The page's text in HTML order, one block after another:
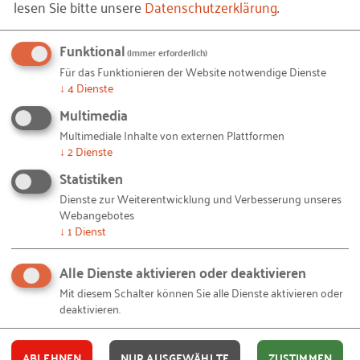
Starke Typen
-
von Laura Franz
lesen Sie bitte unsereDatenschutzerklärung.
Funktional(immer erforderlich)
Für das Funktionieren der Website notwendige Dienste
↓ 4Dienste
Multimedia
Multimediale Inhalte von externen Plattformen
↓ 2Dienste
Statistiken
Dienste zur Weiterentwicklung und Verbesserung unseres
Webangebotes
↓ 1 Dienst
Alle Dienste aktivieren oder deaktivieren
Mit diesem Schalter können Sie alle Dienste aktivieren oder
deaktivieren.